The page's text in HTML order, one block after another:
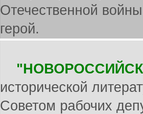
Отечественной
герой.
исторической
Советом рабочих